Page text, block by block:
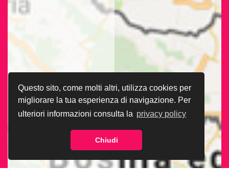
Questo sito, come molti altri, utilizza cookies per
migliorare la tua esperienza di navigazione. Per
ulteriori informazioni consulta la privacy policy
Chiudi